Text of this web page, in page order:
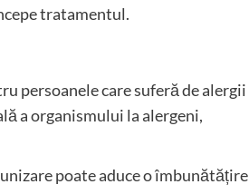
tratamentul.
persoanele care suferă de alergii
a organismului la alergeni,
poate aduce o îmbunătățire